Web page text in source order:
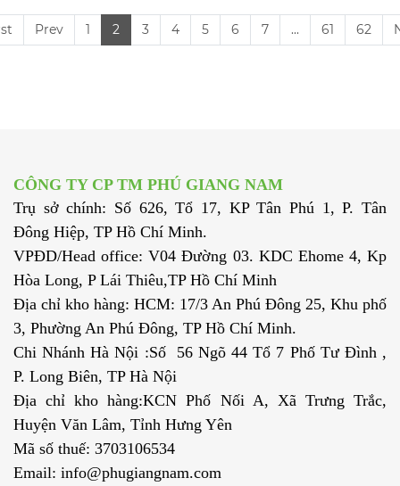
Prev 1 2 3 4 5 6 7 ... 61 62
CÔNG TY CP TM PHÚ GIANG NAM
Trụ sở chính: Số 626, Tổ 17, KP Tân Phú 1, P. Tân
Đông Hiệp, TP Hồ Chí Minh.
VPĐD/Head office: V04 Đường 03. KDC Ehome 4, Kp
Hòa Long, P Lái Thiêu,TP Hồ Chí Minh
Địa chỉ kho hàng: HCM: 17/3 An Phú Đông 25, Khu phố
3, Phường An Phú Đông, TP Hồ Chí Minh.
Chi Nhánh Hà Nội :Số 56 Ngõ 44 Tổ 7 Phố Tư Đình ,
P. Long Biên, TP Hà Nội
Địa chỉ kho hàng:KCN Phố Nối A, Xã Trưng Trắc,
Huyện Văn Lâm, Tỉnh Hưng Yên
Mã số thuế: 3703106534
Email: info@phugiangnam.com